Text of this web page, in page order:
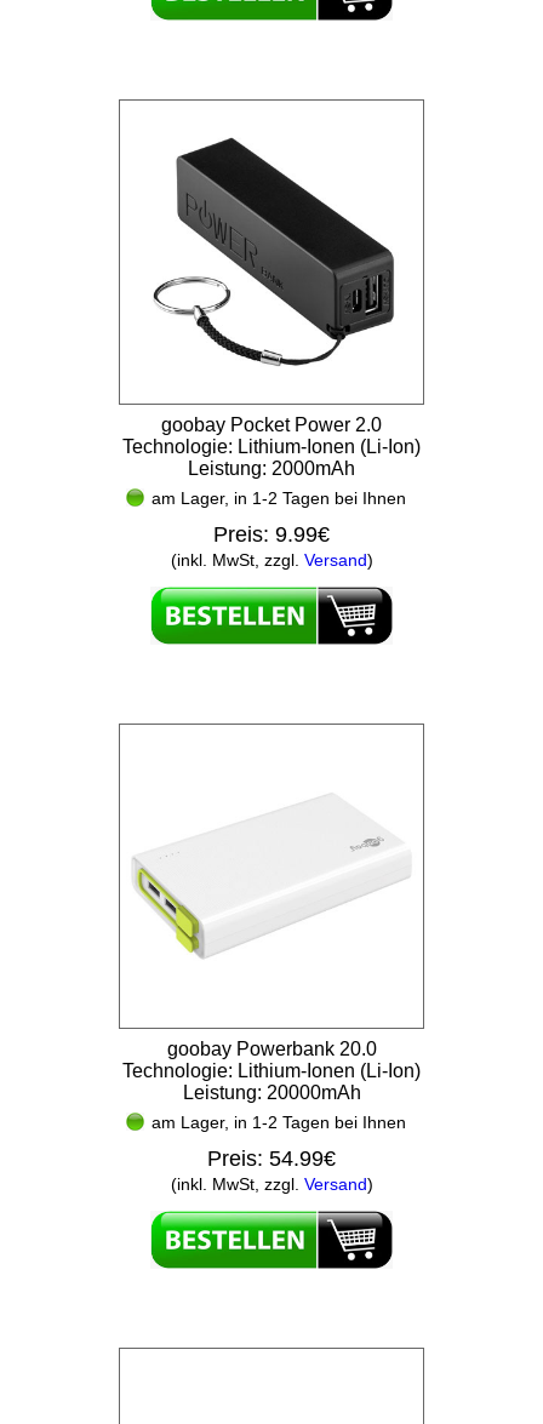
goobay Pocket Power 2.0
Technologie: Lithium-Ionen (Li-Ion)
Leistung: 2000mAh
am Lager, in 1-2 Tagen bei Ihnen
Preis: 9.99€
(inkl. MwSt, zzgl. Versand)
goobay Powerbank 20.0
Technologie: Lithium-Ionen (Li-Ion)
Leistung: 20000mAh
am Lager, in 1-2 Tagen bei Ihnen
Preis: 54.99€
(inkl. MwSt, zzgl. Versand)